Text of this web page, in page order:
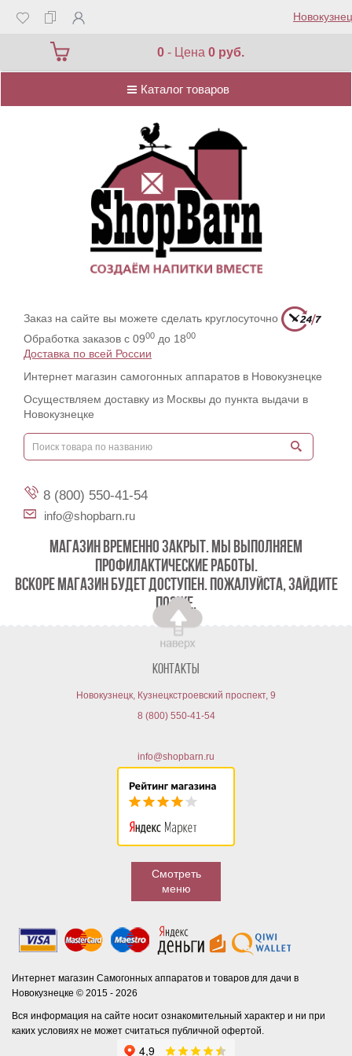
0 - Цена0 руб.
Каталог товаров
Каталог товаров
Заказ на сайте вы можете сделать круглосуточно
Обработка заказов с 0900 до 1800
Доставка по всей России
Интернет магазин самогонных аппаратов в Новокузнецке
Осуществляем доставку из Москвы до пункта выдачи в
Новокузнецке
8 (800) 550-41-54
info@shopbarn.ru
МАГАЗИН ВРЕМЕННО ЗАКРЫТ. МЫ ВЫПОЛНЯЕМ
ПРОФИЛАКТИЧЕСКИЕ РАБОТЫ.
ВСКОРЕ МАГАЗИН БУДЕТ ДОСТУПЕН. ПОЖАЛУЙСТА, ЗАЙДИТЕ
ПОЗЖЕ.
Контакты
Новокузнецк, Кузнецкстроевский проспект, 9
8 (800) 550-41-54
info@shopbarn.ru
Смотреть
меню
Интернет магазин Самогонных аппаратов и товаров для дачи в
Новокузнецке © 2015 - 2026
Вся информация на сайте носит ознакомительный характер и ни при
каких условиях не может считаться публичной офертой.